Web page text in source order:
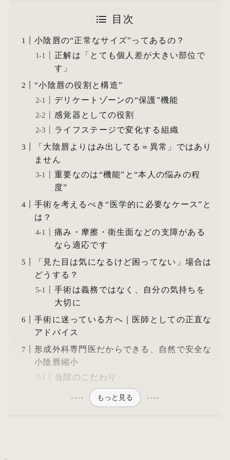
目次
小陰唇の“正常なサイズ”ってあるの？
正解は「とても個人差が大きい部位で
す」
“小陰唇の役割と構造”
デリケートゾーンの“保護”機能
感覚器としての役割
ライフステージで変化する組織
「大陰唇よりはみ出してる＝異常」ではあり
ません
重要なのは“機能”と“本人の悩みの程
度”
手術を考えるべき“医学的に必要なケース”と
は？
痛み・摩擦・衛生面などの支障がある
なら適応です
「見た目は気になるけど困ってない」場合は
どうする？
手術は義務ではなく、自分の気持ちを
大切に
手術に迷っている方へ｜医師としての正直な
アドバイス
形成外科専門医だからできる、自然で安全な
小陰唇縮小
当院のこだわり
もっと見る